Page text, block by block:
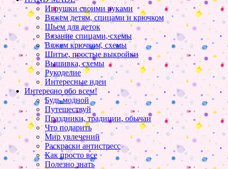
Игрушки своими руками
Вяжем детям, спицами и крючком
Шьем для деток
Вязание спицами, схемы
Вяжем крючком, схемы
Шитье, простые выкройки
Вышивка, схемы
Рукоделие
Интересные идеи
Интересно обо всем!
Будь модной
Путешествуй
Праздники, традиции, обычаи
Что подарить
Мир увлечений
Раскраски антистресс
Как просто все
Полезно знать